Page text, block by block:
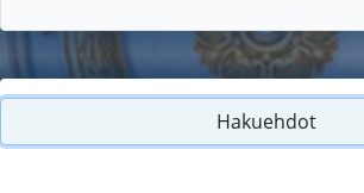
Hakuehdot